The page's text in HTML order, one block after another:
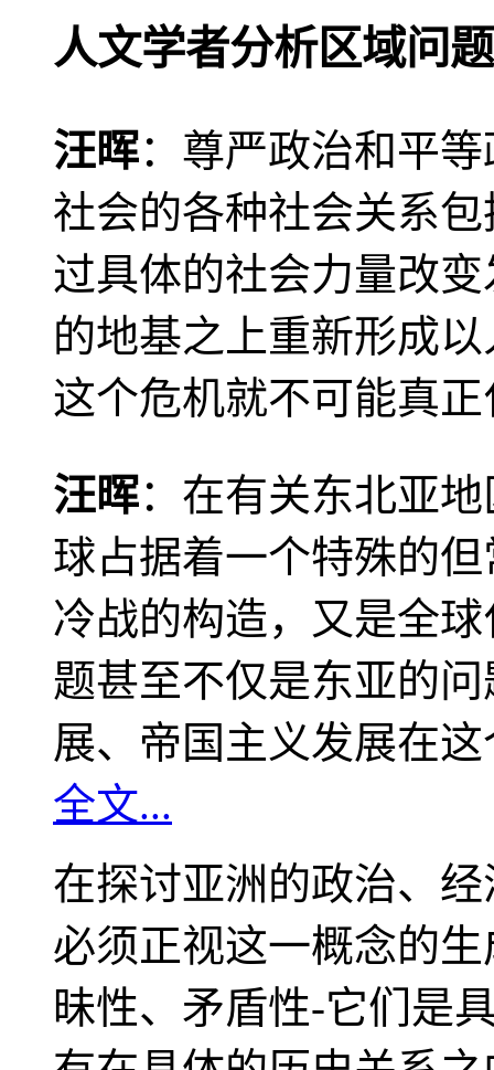
人文学者分析区域问题
汪晖：尊严政治和平
社会的各种社会关系
过具体的社会力量改
的地基之上重新形成
这个危机就不可能真
汪晖：在有关东北亚
球占据着一个特殊的
冷战的构造，又是全
题甚至不仅是东亚的
展、帝国主义发展在
全文...
在探讨亚洲的政治、
必须正视这一概念的
昧性、矛盾性-它们是